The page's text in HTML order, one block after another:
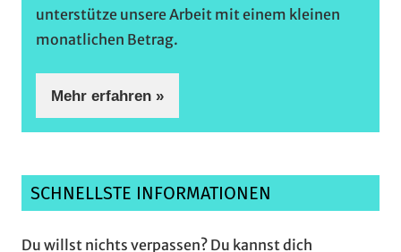
unterstütze unsere Arbeit mit einem kleinen
monatlichen Betrag.
Mehr erfahren »
SCHNELLSTE INFORMATIONEN
Du willst nichts verpassen? Du kannst dich